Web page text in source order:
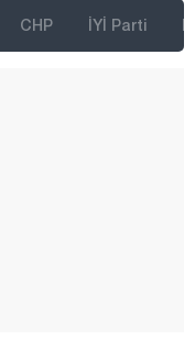
CHP İYİ Parti